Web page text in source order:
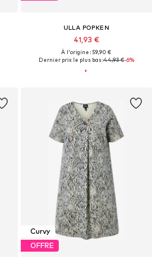
ULLA POPKEN
41,93 €
À l'origine : 59,90 €
Dernier prix le plus bas :44,93 €-6%
Curvy
OFFRE